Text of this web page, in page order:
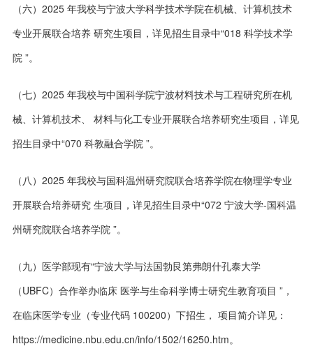
（六）2025 年我校与宁波大学科学技术学院在机械、计算机技术
专业开展联合培养 研究生项目，详见招生目录中“018 科学技术学
院 ”。
（七）2025 年我校与中国科学院宁波材料技术与工程研究所在机
械、计算机技术、 材料与化工专业开展联合培养研究生项目，详见
招生目录中“070 科教融合学院 ”。
（八）2025 年我校与国科温州研究院联合培养学院在物理学专业
开展联合培养研究 生项目，详见招生目录中“072 宁波大学-国科温
州研究院联合培养学院 ”。
（九）医学部现有“宁波大学与法国勃艮第弗朗什孔泰大学
（UBFC）合作举办临床 医学与生命科学博士研究生教育项目 ”，
在临床医学专业（专业代码 100200）下招生， 项目简介详见：
https://medicine.nbu.edu.cn/info/1502/16250.htm。